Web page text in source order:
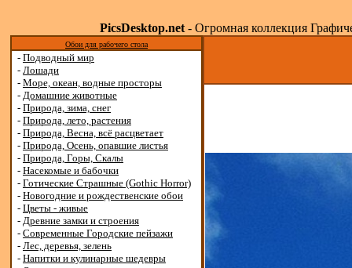
PicsDesktop.net- Огромная коллекция
Обои для рабочего стола
- Подводный мир
- Лошади
- Море, океан, водные просторы
- Домашние животные
- Природа, зима, снег
- Природа, лето, растения
- Природа, Весна, всё расцветает
- Природа, Осень, опавшие листья
- Природа, Горы, Скалы
- Насекомые и бабочки
- Готические Страшные (Gothic Horror)
- Новогодние и рождественские обои
- Цветы - живые
- Древние замки и строения
- Современные Городские пейзажи
- Лес, деревья, зелень
- Напитки и кулинарные шедевры